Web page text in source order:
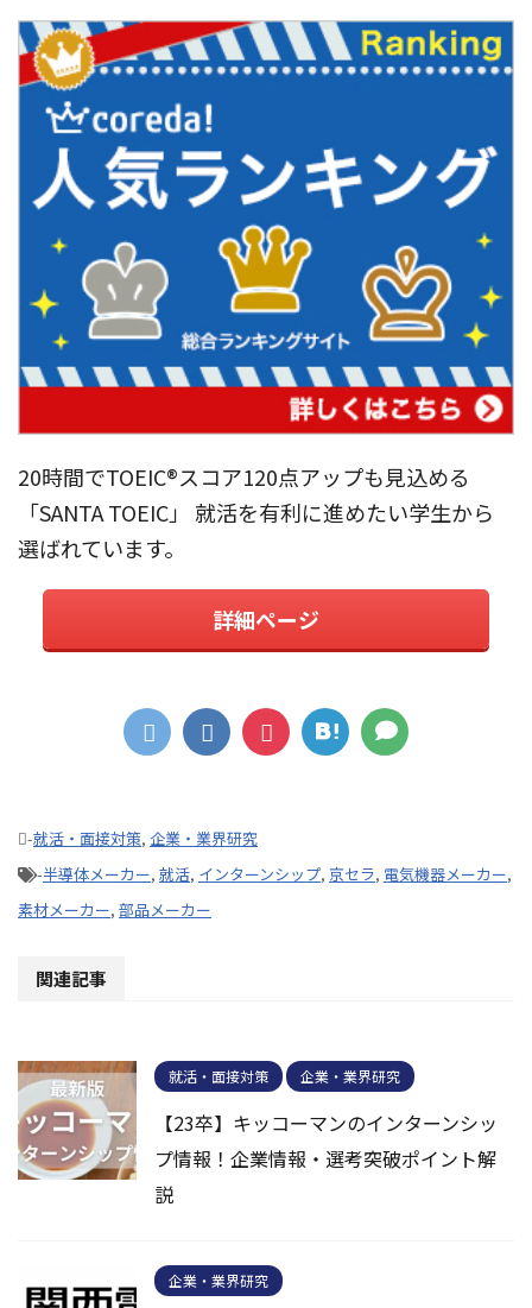
20時間でTOEIC®︎スコア120点アップも見込める
「SANTA TOEIC」 就活を有利に進めたい学生から
選ばれています。
詳細ページ
-就活・面接対策, 企業・業界研究
-半導体メーカー, 就活, インターンシップ, 京セラ, 電気機器メーカー,
素材メーカー, 部品メーカー
関連記事
就活・面接対策 企業・業界研究
【23卒】キッコーマンのインターンシッ
プ情報！企業情報・選考突破ポイント解
説
企業・業界研究